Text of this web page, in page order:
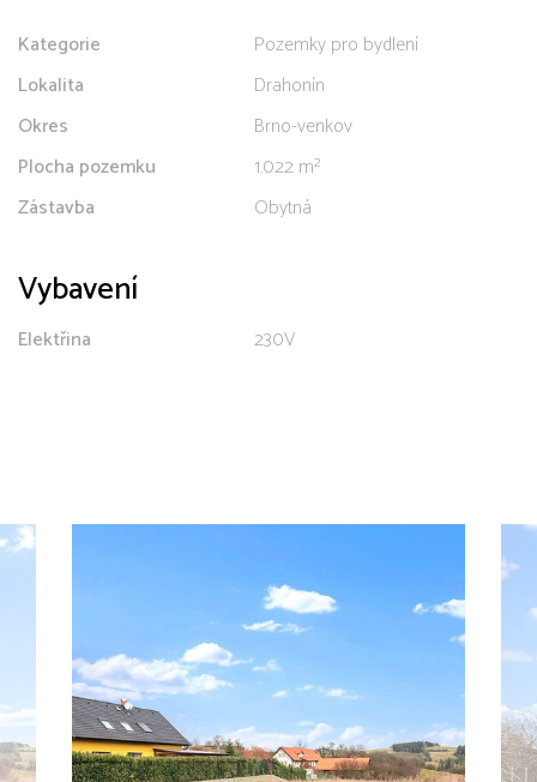
Kategorie
Pozemky pro bydlení
Lokalita
Drahonín
Okres
Brno-venkov
Plocha pozemku
1.022 m²
Zástavba
Obytná
Vybavení
Elektřina 230V